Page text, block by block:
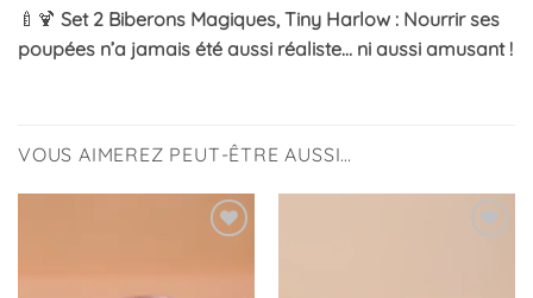
🍼🍹 Set 2 Biberons Magiques, Tiny Harlow : Nourrir ses
poupées n’a jamais été aussi réaliste… ni aussi amusant !
VOUS AIMEREZ PEUT-ÊTRE AUSSI…